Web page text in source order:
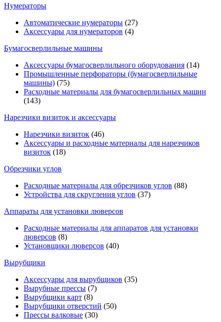
Нумераторы
Автоматические нумераторы (27)
Аксессуары для нумераторов (4)
Бумагосверлильные машины
Аксессуары бумагосверлильного оборудования (14)
Промышленные перфораторы (бумагосверлильные
машины) (75)
Расходные материалы для бумагосверлильных машин
(143)
Нарезчики визиток и аксессуары
Нарезчики визиток (46)
Аксессуары и расходные материалы для нарезчиков
визиток (18)
Обрезчики углов
Расходные материалы для обрезчиков углов (88)
Устройства для скругления углов (37)
Аппараты для установки люверсов
Расходные материалы для аппаратов для установки
люверсов (8)
Установщики люверсов (40)
Вырубщики
Аксессуары для вырубщиков (35)
Вырубные прессы (7)
Вырубщики карт (8)
Вырубщики отверстий (50)
Прессы валковые (30)